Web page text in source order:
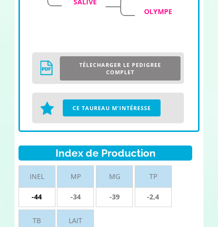
OLYMPE
TÉLECHARGER LE PEDIGREE
COMPLET
CE TAUREAU M'INTÉRESSE
Index de Production
INEL
-44
MP
-34
MG
-39
TP
-2,4
TB LAIT